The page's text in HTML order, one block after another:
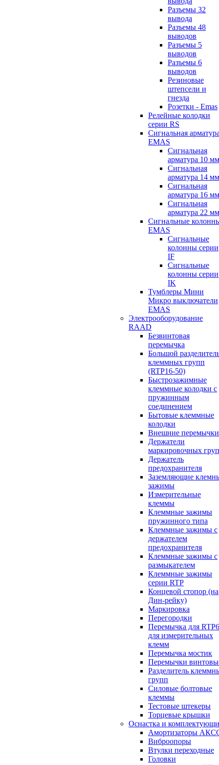
Разъемы 32
вывода
Разъемы 48
выводов
Разъемы 5
выводов
Разъемы 6
выводов
Резиновые
штепсели и
гнезда
Розетки - Emas
Релейные колодки
серии RS
Сигнальная
EMAS
Сигнальная
арматура 10 мм
Сигнальная
арматура 14 мм
Сигнальная
арматура 16 мм
Сигнальная
арматура 22 мм
Сигнальные
EMAS
Сигнальные
колонны серии
IF
Сигнальные
колонны серии
IK
Тумблеры Мини
Микро выключатели
EMAS
Электрооборудование
RAAD
Безвинтовая
перемычка
Большой
клеммных групп
(RTP16-50)
Быстрозажимные
клеммные колодки с
пружинным
соединением
Бытовые клеммные
колодки
Внешние перемычки
Держатели
маркировочных
Держатель
предохранителя
Заземляющие
зажимы
Измерительные
клеммы
Клеммные зажимы
пружинного типа
Клеммные зажимы с
держателем
предохранителя
Клеммные зажимы с
размыкателем
Клеммные зажимы
серии RTP
Концевой стопор (на
Дин-рейку)
Маркировка
Перегородки
Перемычка для
для измерительных
клемм
Перемычка мостик
Перемычки
Разделитель
групп
Силовые болтовые
клеммы
Тестовые штекеры
Торцевые крышки
Оснастка и
Амортизаторы
Виброопоры
Втулки переходные
Головки